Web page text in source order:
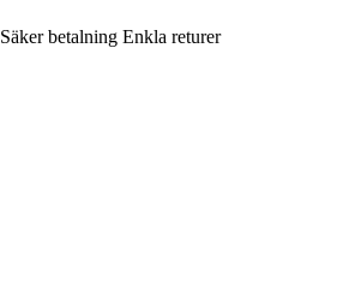
Säker betalning Enkla returer